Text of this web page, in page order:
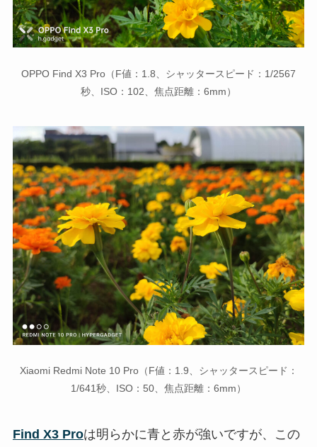
OPPO Find X3 Pro（F値：1.8、シャッタースピード：1/2567
秒、ISO：102、焦点距離：6mm）
Xiaomi Redmi Note 10 Pro（F値：1.9、シャッタースピード：
1/641秒、ISO：50、焦点距離：6mm）
Find X3 Proは明らかに青と赤が強いですが、この